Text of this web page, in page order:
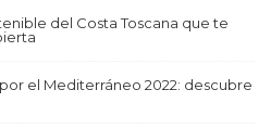
del Costa Toscana que te
el Mediterráneo 2022: descubre